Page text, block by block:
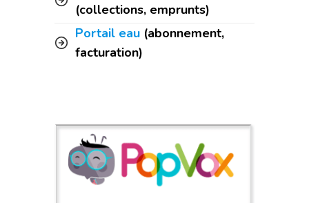
(collections, emprunts)
Portail eau (abonnement,
facturation)